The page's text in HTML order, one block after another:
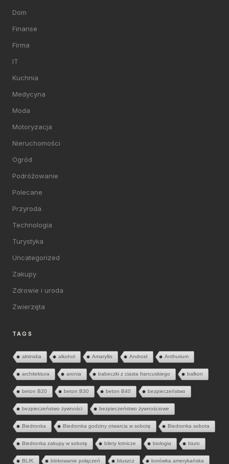
Dom
Finanse
Firma
IT
Kuchnia
Medycyna
Moda
Motoryzacja
Nieruchomości
Ogród
Podróżowanie
Polecane
Przyroda
Technologia
Turystyka
Uncategorized
Zakupy
Zdrowie i uroda
Zwierzęta
TAGS
aktinidia alkohol Amaryllis Android Anthurium
architektura aronia babeczki z ciasta francuskiego balkon
beton B20 beton B30 beton B40 bezpieczeństwo
bezpieczeństwo żywności bezpieczeństwo żywnościowe
Biedronka Biedronka godziny otwarcia w sobotę Biedronka sobota
Biedronka zakupy w sobotę bilety lotnicze biologia biuro
BLIK blokowanie połączeń bluszcz borówka amerykańska